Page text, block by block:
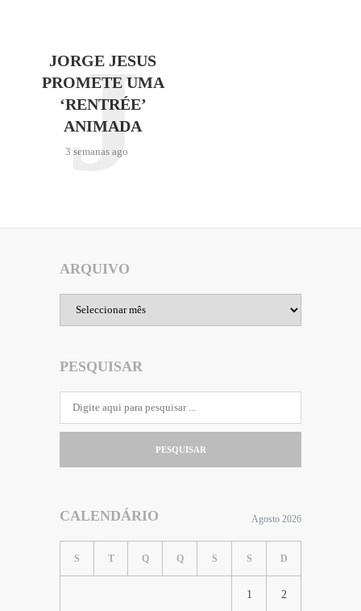
JORGE JESUS
PROMETE UMA
‘RENTRÉE’
ANIMADA
3 semanas ago
J
ARQUIVO
PESQUISAR
PESQUISAR
CALENDÁRIO Agosto 2026
S T Q Q S S D
1 2